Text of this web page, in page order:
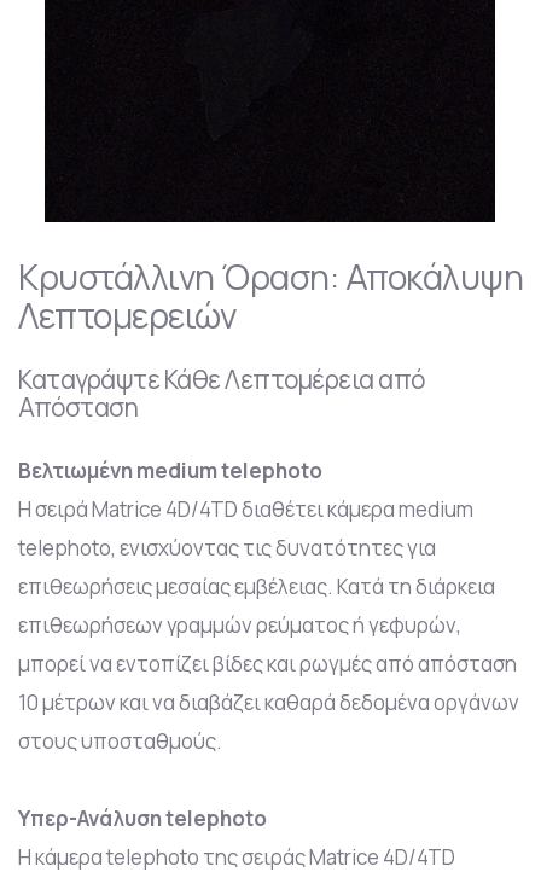
Κρυστάλλινη Όραση: Αποκάλυψη
Λεπτομερειών
Καταγράψτε Κάθε Λεπτομέρεια από
Απόσταση
Βελτιωμένη medium telephoto
Η σειρά Matrice 4D/4TD διαθέτει κάμερα medium
telephoto, ενισχύοντας τις δυνατότητες για
επιθεωρήσεις μεσαίας εμβέλειας. Κατά τη διάρκεια
επιθεωρήσεων γραμμών ρεύματος ή γεφυρών,
μπορεί να εντοπίζει βίδες και ρωγμές από απόσταση
10 μέτρων και να διαβάζει καθαρά δεδομένα οργάνων
στους υποσταθμούς.
Υπερ-Ανάλυση telephoto
Η κάμερα telephoto της σειράς Matrice 4D/4TD